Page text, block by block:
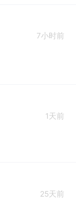
7小时前
1天前
25天前